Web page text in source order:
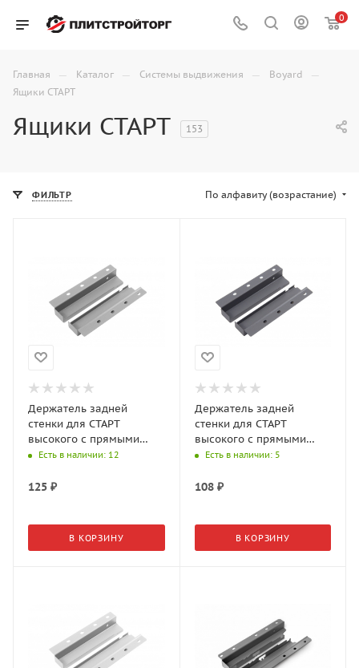
0
Главная — Каталог — Системы выдвижения — Boyard —
Ящики СТАРТ
Ящики СТАРТ 153
ФИЛЬТР По алфавиту (возрастание)
Держатель задней
стенки для СТАРТ
высокого с прямыми
боковинами SBH62/GR
Есть в наличии: 12
125 ₽
В КОРЗИНУ
Держатель задней
стенки для СТАРТ
высокого с прямыми
боковинами SBH62/GR
Есть в наличии: 5
108₽
В КОРЗИНУ